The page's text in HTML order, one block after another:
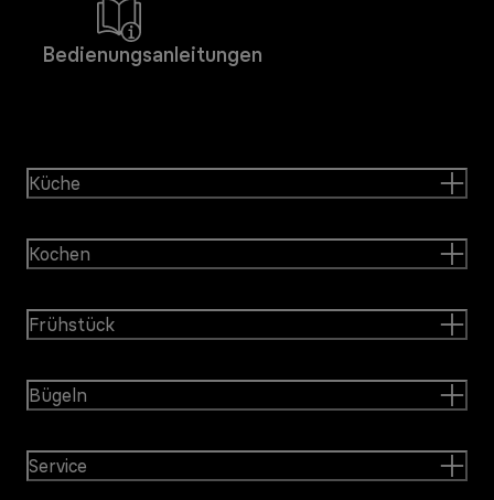
Bedienungsanleitungen
Küche
Kochen
Frühstück
Bügeln
Service